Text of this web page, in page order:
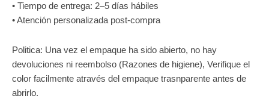
• Tiempo de entrega: 2–5 días hábiles
• Atención personalizada post-compra
Politica: Una vez el empaque ha sido abierto, no hay
devoluciones ni reembolso (Razones de higiene), Verifique el
color facilmente através del empaque trasnparente antes de
abrirlo.